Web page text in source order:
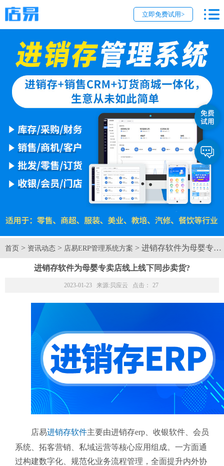
立即免费试用>
首页 > 资讯动态 > 店易ERP管理系统方案 > 进销存软件为母婴专
进销存软件为母婴专卖店线上线下同步卖货?
2023-01-23 来源: 贝应云 点击： 27
店易进销存软件主要由进销存erp、收银软件、会员
系统、拓客营销、私域运营等核心应用组成。一方面通
过构建数字化、规范化业务流程管理，全面提升内外协